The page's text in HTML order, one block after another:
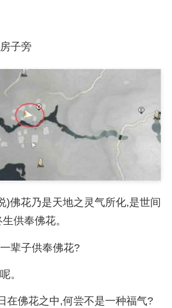
子旁
)佛花乃是天地之灵气所化,是世间
供奉佛花。
辈子供奉佛花?
。
在佛花之中,何尝不是一种福气?